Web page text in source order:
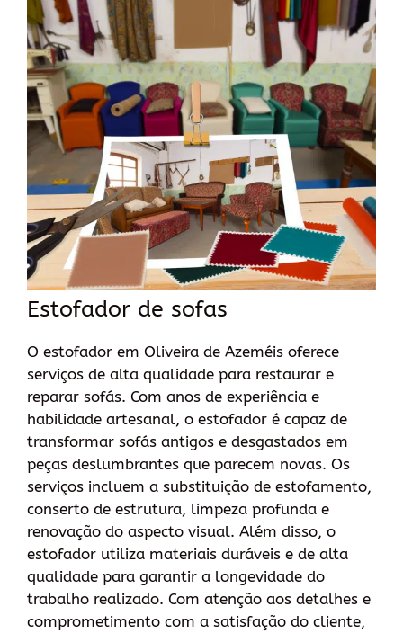
Estofador de sofas
O estofador em Oliveira de Azeméis oferece
serviços de alta qualidade para restaurar e
reparar sofás. Com anos de experiência e
habilidade artesanal, o estofador é capaz de
transformar sofás antigos e desgastados em
peças deslumbrantes que parecem novas. Os
serviços incluem a substituição de estofamento,
conserto de estrutura, limpeza profunda e
renovação do aspecto visual. Além disso, o
estofador utiliza materiais duráveis e de alta
qualidade para garantir a longevidade do
trabalho realizado. Com atenção aos detalhes e
comprometimento com a satisfação do cliente,